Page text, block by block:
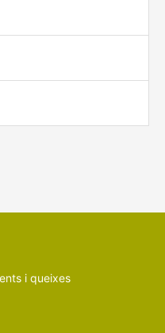
i queixes